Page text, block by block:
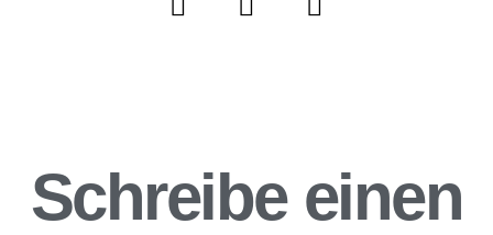
Schreibe einen